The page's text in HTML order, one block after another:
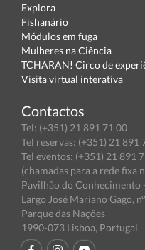
Explora
Fishanário
Módulos em fuga
Mulheres na Ciência
TCHARAN! Circo de
Visita virtual interativa
Contactos
Tel: (+351) 21 891 71 00
Tel reservas: (+351) 21 891
Tel eventos: (+351) 21 891
(chamadas para a rede fixa
Pavilhão do Conhecimento
Largo José Mariano Gago,
Parque das Nações
1990-073 Lisboa, Portugal